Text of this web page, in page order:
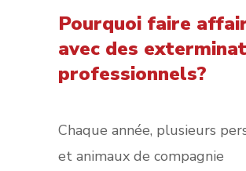
Pourquoi faire
avec des
professionnels?
Chaque année, plusieurs
et animaux de compagnie